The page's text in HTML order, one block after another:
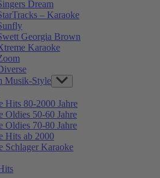
Dream
– Karaoke
Georgia Brown
Karaoke
Musik-Style Show
sub
menu
Hits 80-2000 Jahre
Oldies 50-60 Jahre
Oldies 70-80 Jahre
Hits ab 2000
Schlager Karaoke